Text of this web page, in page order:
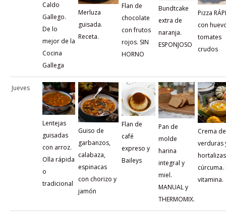
Caldo
Gallego.
De lo
mejor de la
Cocina
Gallega
Merluza
guisada.
Receta.
Flan de
chocolate
con frutos
rojos. SIN
HORNO
Bundtcake
extra de
naranja.
ESPONJOSO
Pizza
con
tomates
crudos
Jueves
Lentejas
guisadas
con arroz.
Olla rápida
o
tradicional
Guiso de
garbanzos,
calabaza,
espinacas
con chorizo y
jamón
Flan de
café
expreso y
Baileys
Pan de
molde
harina
integral y
miel.
MANUAL y
THERMOMIX.
Crema de
verduras
cúrcuma.
vitamina.